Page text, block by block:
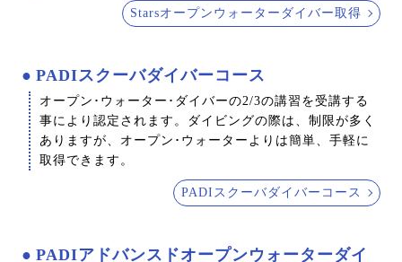
Starsオープンウォーターダイバー取得
PADIスクーバダイバーコース
オープン･ウォーター･ダイバーの2/3の講習を受講する
事により認定されます。ダイビングの際は、制限が多く
ありますが、オープン･ウォーターよりは簡単、手軽に
取得できます。
PADIスクーバダイバーコース
PADIアドバンスドオープンウォーターダイ